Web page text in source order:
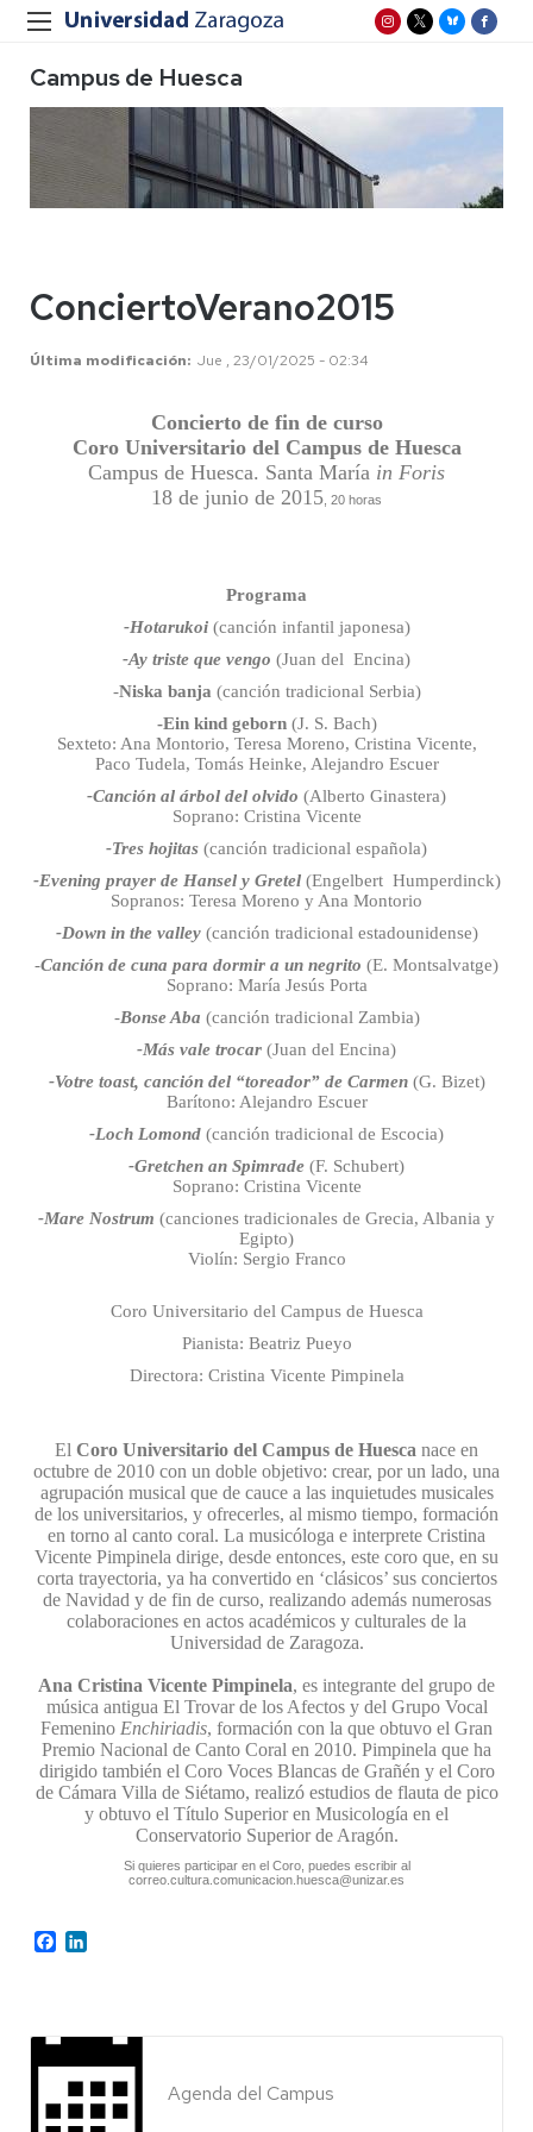
Campus de Huesca
ConciertoVerano2015
Última modificación Jue , 23/01/2025 - 02:34
Concierto de fin de curso
Coro Universitario del Campus de Huesca
Campus de Huesca. Santa María in Foris
18 de junio de 2015 , 20 horas
Programa
-Hotarukoi (canción infantil japonesa)
-Ay triste que vengo (Juan del Encina)
-Niska banja (canción tradicional Serbia)
-Ein kind geborn(J. S. Bach)
Sexteto: Ana Montorio, Teresa Moreno, Cristina Vicente,
Paco Tudela, Tomás Heinke, Alejandro Escuer
-Canción al árbol del olvido (Alberto Ginastera)
Soprano: Cristina Vicente
-Tres hojitas (canción tradicional española)
-Evening prayer de Hansel y Gretel(Engelbert Humperdinck)
Sopranos: Teresa Moreno y Ana Montorio
-Down in the valley(canción tradicional estadounidense)
-Canción de cuna para dormir a un negrito (E. Montsalvatge)
Soprano: María Jesús Porta
-Bonse Aba (canción tradicional Zambia)
-Más vale trocar (Juan del Encina)
-Votre toast, canción del “toreador” de Carmen(G. Bizet)
Barítono: Alejandro Escuer
-Loch Lomond (canción tradicional de Escocia)
-Gretchen an Spimrade (F. Schubert)
Soprano: Cristina Vicente
-Mare Nostrum (canciones tradicionales de Grecia, Albania y
Egipto)
Violín: Sergio Franco
Coro Universitario del Campus de Huesca
Pianista: Beatriz Pueyo
Directora: Cristina Vicente Pimpinela
El Coro Universitario del Campus de Huesca nace en
octubre de 2010 con un doble objetivo: crear, por un lado, una
agrupación musical que de cauce a las inquietudes musicales
de los universitarios, y ofrecerles, al mismo tiempo, formación
en torno al canto coral. La musicóloga e interprete Cristina
Vicente Pimpinela dirige, desde entonces, este coro que, en su
corta trayectoria, ya ha convertido en ‘clásicos’ sus conciertos
de Navidad y de fin de curso, realizando además numerosas
colaboraciones en actos académicos y culturales de la
Universidad de Zaragoza.
Ana Cristina Vicente Pimpinela, es integrante del grupo de
música antigua El Trovar de los Afectos y del Grupo Vocal
Femenino Enchiriadis, formación con la que obtuvo el Gran
Premio Nacional de Canto Coral en 2010. Pimpinela que ha
dirigido también el Coro Voces Blancas de Grañén y el Coro
de Cámara Villa de Siétamo, realizó estudios de flauta de pico
y obtuvo el Título Superior en Musicología en el
Conservatorio Superior de Aragón.
Si quieres participar en el Coro, puedes escribir al
correo.cultura.comunicacion.huesca@unizar.es
Facebook
Agenda del Campus